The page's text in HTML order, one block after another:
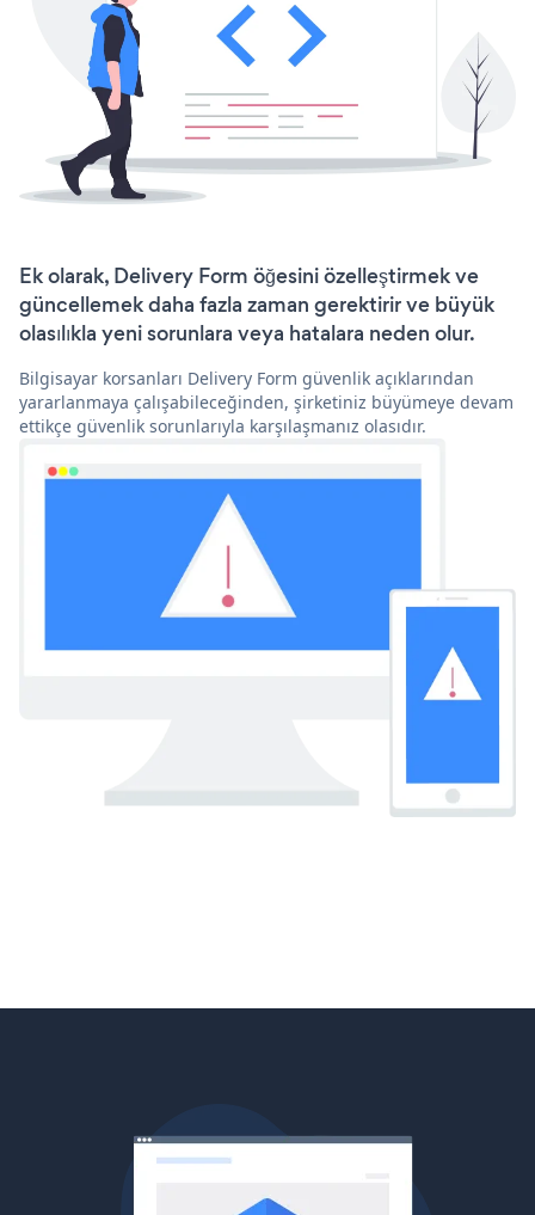
Ek olarak, Delivery Form öğesini özelleştirmek ve
güncellemek daha fazla zaman gerektirir ve büyük
olasılıkla yeni sorunlara veya hatalara neden olur.
Bilgisayar korsanları Delivery Form güvenlik açıklarından
yararlanmaya çalışabileceğinden, şirketiniz büyümeye devam
ettikçe güvenlik sorunlarıyla karşılaşmanız olasıdır.